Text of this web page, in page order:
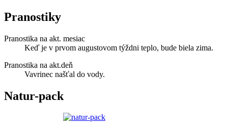
Pranostiky
Pranostika na akt. mesiac
Keď je v prvom augustovom týždni teplo, bude biela zima.
Pranostika na akt.deň
Vavrinec našťal do vody.
Natur-pack